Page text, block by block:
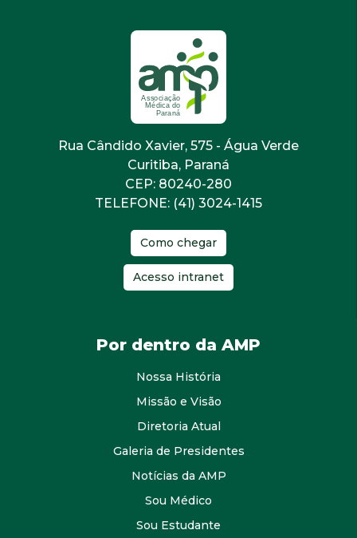
Rua Cândido Xavier, 575 - Água Verde
Curitiba, Paraná
CEP: 80240-280
TELEFONE: (41) 3024-1415
Como chegar
Acesso intranet
Por dentro da AMP
Nossa História
Missão e Visão
Diretoria Atual
Galeria de Presidentes
Notícias da AMP
Sou Médico
Sou Estudante